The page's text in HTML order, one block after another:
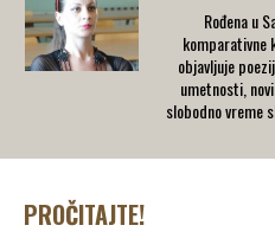
Rođena u
komparativne
objavljuje
umetnosti,
slobodno vreme
PROČITAJTE!